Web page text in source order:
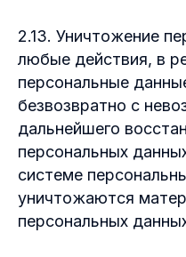
2.13. Уничтожение
любые действия, в
персональные
безвозвратно с
дальнейшего
персональных
системе
уничтожаются
персональных